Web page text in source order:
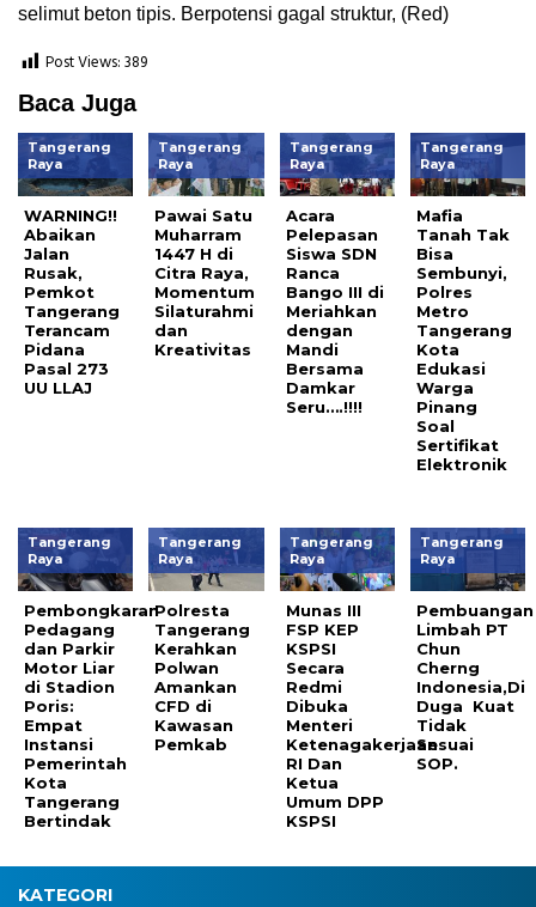
selimut beton tipis. Berpotensi gagal struktur, (Red)
Post Views:389
Baca Juga
Tangerang
Raya
WARNING!!
Abaikan
Jalan
Rusak,
Pemkot
Tangerang
Terancam
Pidana
Pasal 273
UU LLAJ
Tangerang
Raya
Pawai Satu
Muharram
1447 H di
Citra Raya,
Momentum
Silaturahmi
dan
Kreativitas
Tangerang
Raya
Acara
Pelepasan
Siswa SDN
Ranca
Bango III di
Meriahkan
dengan
Mandi
Bersama
Damkar
‎Seru….!!!!
Tangerang
Raya
Mafia
Tanah Tak
Bisa
Sembunyi,
Polres
Metro
Tangerang
Kota
Edukasi
Warga
Pinang
Soal
Sertifikat
Elektronik
Tangerang
Raya
Pembongkaran
Pedagang
dan Parkir
Motor Liar
di Stadion
Poris:
Empat
Instansi
Pemerintah
Kota
Tangerang
Bertindak
Tangerang
Raya
Polresta
Tangerang
Kerahkan
Polwan
Amankan
CFD di
Kawasan
Pemkab
Tangerang
Raya
Munas III
FSP KEP
KSPSI
Secara
Redmi
Dibuka
Menteri
Ketenagakerjaan
RI Dan
Ketua
Umum DPP
KSPSI
Tangerang
Raya
Pembuangan
Limbah PT
Chun
Cherng
Indonesia,Di
Duga Kuat
Tidak
Sesuai
SOP.
KATEGORI